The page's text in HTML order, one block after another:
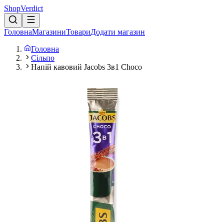
ShopVerdict
ГоловнаМагазиниТовариДодати магазин
Головна
Сільпо
Напій кавовий Jacobs 3в1 Choco